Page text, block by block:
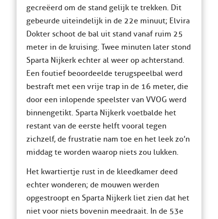
gecreëerd om de stand gelijk te trekken. Dit
gebeurde uiteindelijk in de 22e minuut; Elvira
Dokter schoot de bal uit stand vanaf ruim 25
meter in de kruising. Twee minuten later stond
Sparta Nijkerk echter al weer op achterstand.
Een foutief beoordeelde terugspeelbal werd
bestraft met een vrije trap in de 16 meter, die
door een inlopende speelster van VVOG werd
binnengetikt. Sparta Nijkerk voetbalde het
restant van de eerste helft vooral tegen
zichzelf, de frustratie nam toe en het leek zo’n
middag te worden waarop niets zou lukken.
Het kwartiertje rust in de kleedkamer deed
echter wonderen; de mouwen werden
opgestroopt en Sparta Nijkerk liet zien dat het
niet voor niets bovenin meedraait. In de 53e